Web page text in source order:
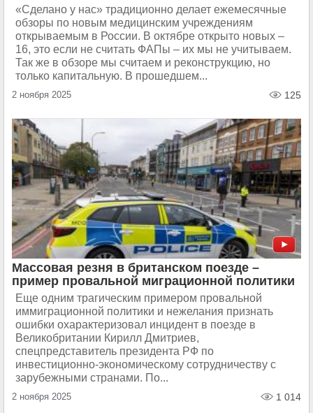
«Сделано у нас» традиционно делает ежемесячные
обзоры по новым медицинским учреждениям
открываемым в России. В октябре открыто новых –
16, это если не считать ФАПы – их мы не учитываем.
Так же в обзоре мы считаем и реконструкцию, но
только капитальную. В прошедшем...
2 ноября 2025 125
Массовая резня в британском поезде –
пример провальной миграционной политики
Еще одним трагическим примером провальной
иммиграционной политики и нежелания признать
ошибки охарактеризовал инцидент в поезде в
Великобритании Кирилл Дмитриев,
спецпредставитель президента РФ по
инвестиционно-экономическому сотрудничеству с
зарубежными странами. По...
2 ноября 2025 1 014